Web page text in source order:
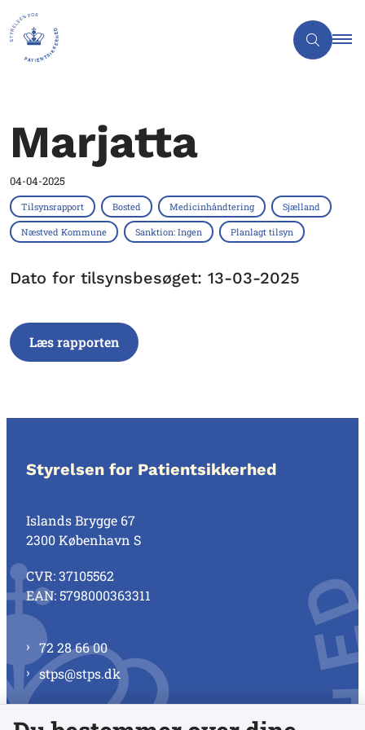
Marjatta
04-04-2025
Tilsynsrapport Bosted Medicinhåndtering Sjælland
Næstved Kommune Sanktion: Ingen Planlagt tilsyn
Dato for tilsynsbesøget: 13-03-2025
Læs rapporten
Styrelsen for Patientsikkerhed
Islands Brygge 67
2300 København S
CVR: 37105562
EAN: 5798000363311
72 28 66 00
stps@stps.dk